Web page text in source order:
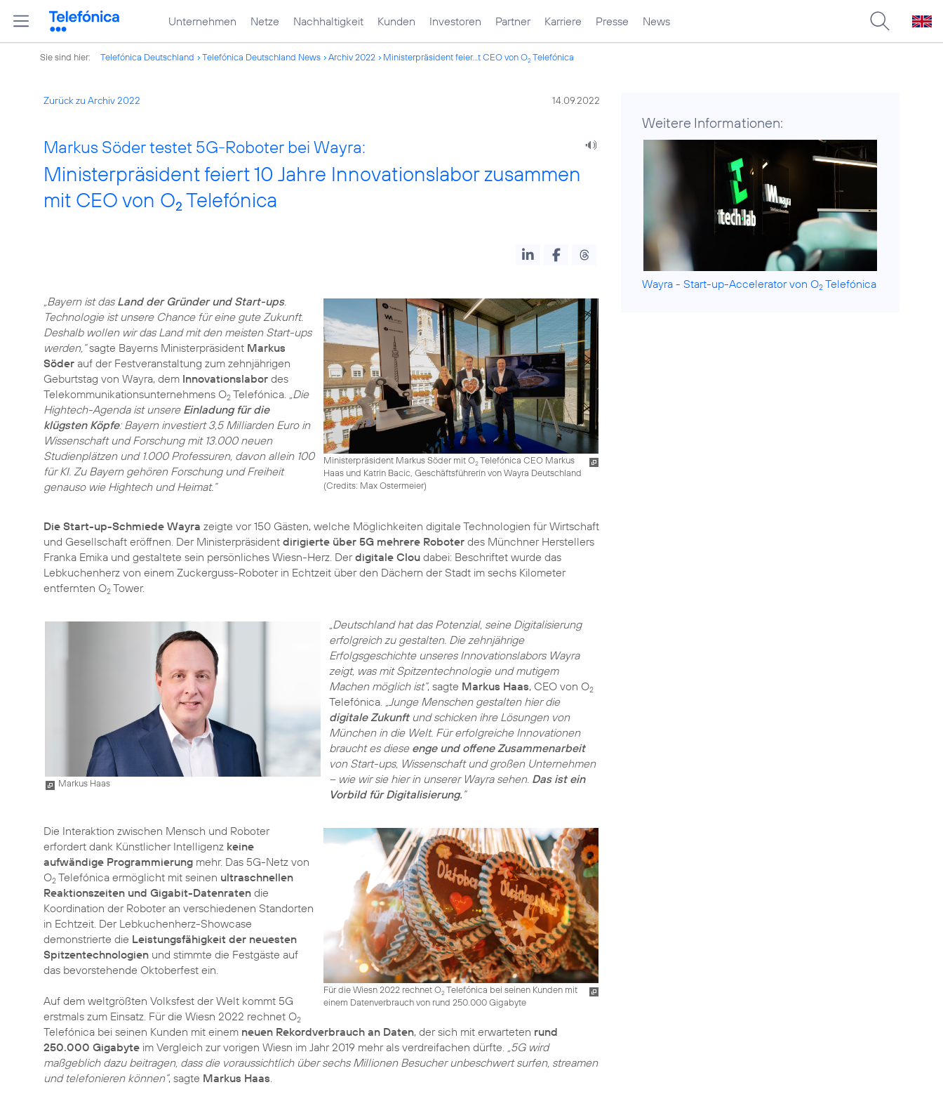
Unternehmen Netze Nachhaltigkeit Kunden Investoren Partner Karriere Presse News
Sie sind hier: Telefónica Deutschland Telefónica Deutschland News Archiv 2022 Ministerpräsident feier...t CEO von O2Telefónica
Zurück zu Archiv 2022 14.09.2022
Markus Söder testet 5G-Roboter bei Wayra:
Ministerpräsident feiert 10 Jahre Innovationslabor zusammen
mit CEO von O2 Telefónica
Ministerpräsident Markus Söder mit O2Telefónica CEO Markus
Haas und Katrin Bacic, Geschäftsführerin von Wayra Deutschland
(Credits: Max Ostermeier)
„Bayern ist das Land der Gründer und Start-ups.
Technologie ist unsere Chance für eine gute Zukunft.
Deshalb wollen wir das Land mit den meisten Start-ups
werden,“sagte Bayerns Ministerpräsident Markus
Söder auf der Festveranstaltung zum zehnjährigen
Geburtstag von Wayra, dem Innovationslabor des
Telekommunikationsunternehmens O2 Telefónica. „Die
Hightech-Agenda ist unsere Einladung für die
klügsten Köpfe: Bayern investiert 3,5 Milliarden Euro in
Wissenschaft und Forschung mit 13.000 neuen
Studienplätzen und 1.000 Professuren, davon allein 100
für KI. Zu Bayern gehören Forschung und Freiheit
genauso wie Hightech und Heimat.”
Die Start-up-Schmiede Wayra zeigte vor 150 Gästen, welche Möglichkeiten digitale Technologien für Wirtschaft
und Gesellschaft eröffnen. Der Ministerpräsident dirigierte über 5G mehrere Roboter des Münchner Herstellers
Franka Emika und gestaltete sein persönliches Wiesn-Herz. Derdigitale Clou dabei: Beschriftet wurde das
Lebkuchenherz von einem Zuckerguss-Roboter in Echtzeit über den Dächern der Stadt im sechs Kilometer
entfernten O2 Tower.
Markus Haas
„Deutschland hat das Potenzial, seine Digitalisierung
erfolgreich zu gestalten. Die zehnjährige
Erfolgsgeschichte unseres Innovationslabors Wayra
zeigt, was mit Spitzentechnologie und mutigem
Machen möglich ist“, sagte Markus Haas, CEO von O2
Telefónica.
„Junge Menschen gestalten hier die
digitale Zukunftund schicken ihre Lösungen von
München in die Welt. Für erfolgreiche Innovationen
braucht es diese enge und offene Zusammenarbeit
von Start-ups, Wissenschaft und großen Unternehmen
– wie wir sie hier in unserer Wayra sehen. Das ist ein
Vorbild für Digitalisierung. “
Für die Wiesn 2022 rechnet O2Telefónica bei seinen Kunden mit
einem Datenverbrauch von rund 250.000 Gigabyte
Die Interaktion zwischen Mensch und Roboter
erfordert dank Künstlicher Intelligenz keine
aufwändige Programmierung mehr. Das 5G-Netz von
O2 Telefónica ermöglicht mit seinen ultraschnellen
Reaktionszeiten und Gigabit-Datenraten die
Koordination der Roboter an verschiedenen Standorten
in Echtzeit. Der Lebkuchenherz-Showcase
demonstrierte die Leistungsfähigkeit der neuesten
Spitzentechnologien und stimmte die Festgäste auf
das bevorstehende Oktoberfest ein.
Auf dem weltgrößten Volksfest der Welt kommt 5G
erstmals zum Einsatz. Für die Wiesn 2022 rechnet O2
Telefónica bei seinen Kunden mit einem neuen Rekordverbrauch an Daten, der sich mit erwarteten rund
250.000 Gigabyte im Vergleich zur vorigen Wiesn im Jahr 2019 mehr als verdreifachen dürfte.
„5G wird
maßgeblich dazu beitragen, dass die voraussichtlich über sechs Millionen Besucher unbeschwert surfen, streamen
und telefonieren können“, sagte Markus Haas
Weitere Informationen:
Wayra - Start-up-Accelerator von O2 Telefónica